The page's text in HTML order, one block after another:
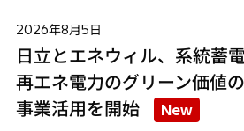
2026年8月5日
日立とエネウィル、系統蓄
再エネ電力のグリーン価値
事業活用を開始
New